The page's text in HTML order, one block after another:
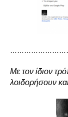
Με τον ίδιον
λοιδορήσουν